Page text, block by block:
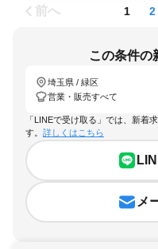
前へ 1 2
この条件の
埼玉県 / 緑区
営業・販売すべて
「LINEで受け取る」では、新着
す。 詳しくはこちら
メ